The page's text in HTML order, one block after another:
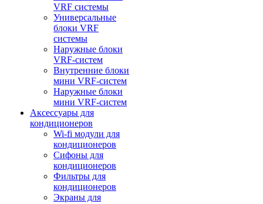
VRF системы
Универсальные
блоки VRF
системы
Наружные блоки
VRF-систем
Внутренние блоки
мини VRF-систем
Наружные блоки
мини VRF-систем
Аксессуары для
кондиционеров
Wi-fi модули для
кондиционеров
Сифоны для
кондиционеров
Фильтры для
кондиционеров
Экраны для